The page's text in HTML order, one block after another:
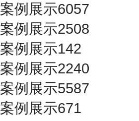
案例展示6057
案例展示2508
案例展示142
案例展示2240
案例展示5587
案例展示671